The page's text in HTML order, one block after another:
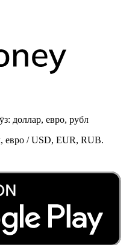
доллар, евро, рубл
евро / USD, EUR, RUB.